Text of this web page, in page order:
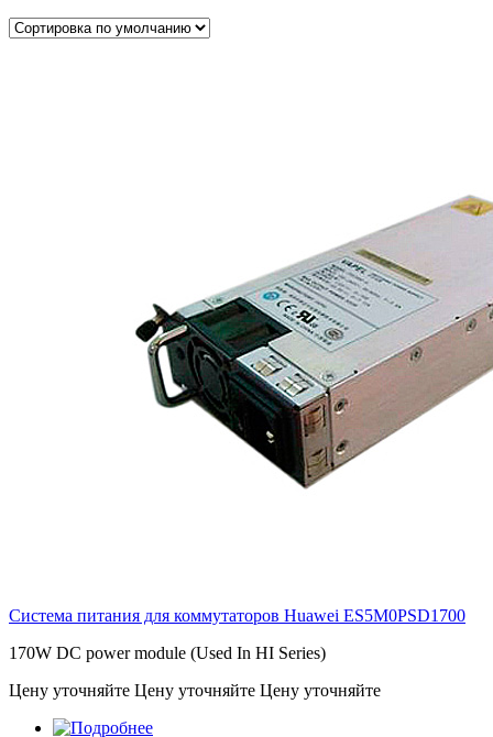
Система питания для коммутаторов Huawei ES5M0PSD1700
170W DC power module (Used In HI Series)
Цену уточняйте Цену уточняйте Цену уточняйте